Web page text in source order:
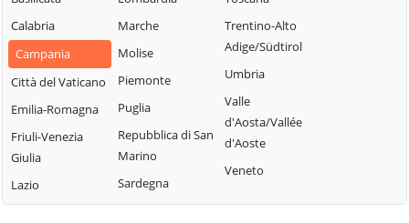
Castelpoto
Castelvenere
Val Fortore
Cautano
Montefalcone di
Val Fortore
Montesarchio
Morcone
Paduli
Pago Veiano
Pannarano
San Nazzaro
San Nicola
San Salvatore
Telesino
Sant'Angelo a
Calabria
Campania
Città del Vaticano
Emilia-Romagna
Friuli-Venezia
Giulia
Lazio
Marche
Molise
Piemonte
Puglia
Repubblica di San
Marino
Sardegna
Trentino-Alto
Adige/Südtirol
Umbria
Valle
d'Aosta/Vallée
d'Aoste
Veneto